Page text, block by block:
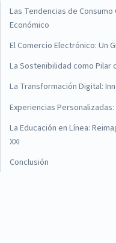
Las Tendencias de
Económico
El Comercio Electrónico: Un
La Sostenibilidad como Pilar
La Transformación Digital:
Experiencias
La Educación en Línea:
XXI
Conclusión